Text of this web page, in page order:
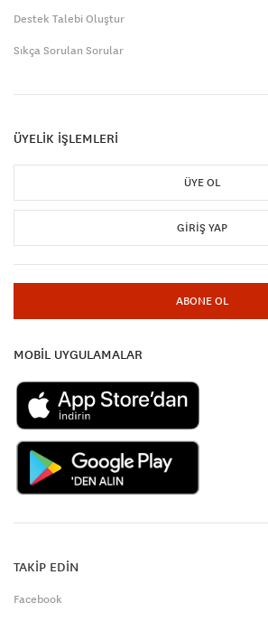
Destek Talebi Oluştur
Sıkça Sorulan Sorular
ÜYELİK İŞLEMLERİ
ÜYE OL
GIRIŞ YAP
ABONE OL
MOBİL UYGULAMALAR
TAKİP EDİN
Facebook